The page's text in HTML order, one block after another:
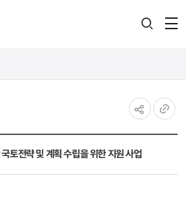
토전략 및 계획 수립을 위한 지원 사업